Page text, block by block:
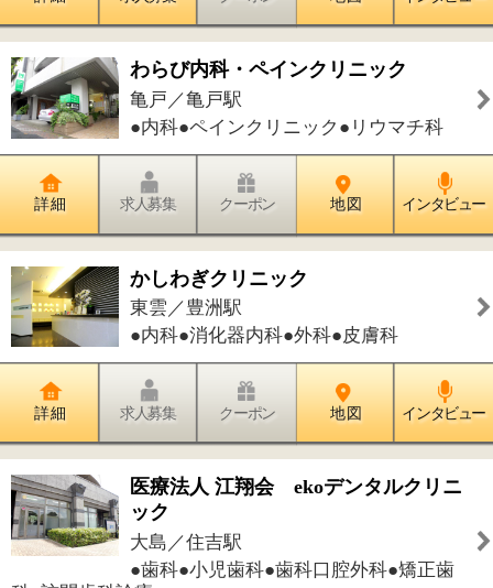
なかむら整形外科
高橋／森下駅
●整形外科●リハビリテーション科
詳 細 求人募集 クーポン 地 図 インタビュー
件中1～20 件を表示
このページの先頭へ
江戸川区時間 墨田区時間 葛飾区時間
表示：PC モバイル
©